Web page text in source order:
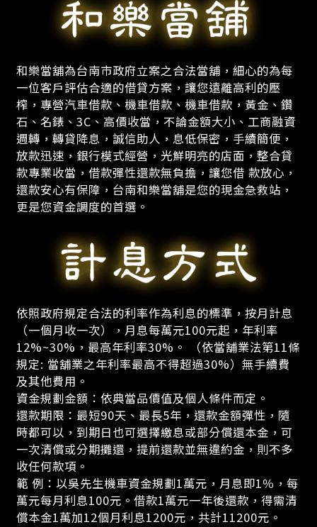
和樂當舖為台南市政府立案之合法當舖，細心的為每
一位客戶評估合適的借貸方案，讓您遠離高利的壓
榨，專營汽車借款、機車借款、機車借款，黃金、鑽
石、名錶、3C、高價收當，不論金額大小、工商融資
週轉，轉貸降息，誠信助人，息低保密，手續簡便，
放款迅速，銀行模式經營，光鮮明亮的店面，整合貸
款專業收當，借款彈性還款無負擔，讓您借 款放心，
還款安心有保障，台南和樂當舖是您的現金急救站，
更是您資金調度的首選。
依照政府規定合法的利率作為利息的標準，按月計息
（一個月收一次），月息每萬元100元起，年利率
12%~30%，最高年利率30%。 （依當舖業法第11條
規定: 當舖業之年利率最高不得超過30%）無手續費
及其他費用。
資金規劃金額：依典當品價值及個人條件而定。
還款期限：最短90天、最長5年，還款金額彈性，隨
時都可以，到期日也可選擇繳息或部分償還本金，可
一次清償或分期攤還，提前還款並無違約金，則不多
收任何款項。
範 例：以吳先生機車資金規劃1萬元，月息即1％，每
萬元每月利息100元。借款1萬元一年後還款，得需清
償本金1萬加12個月利息1200元，共計11200元。